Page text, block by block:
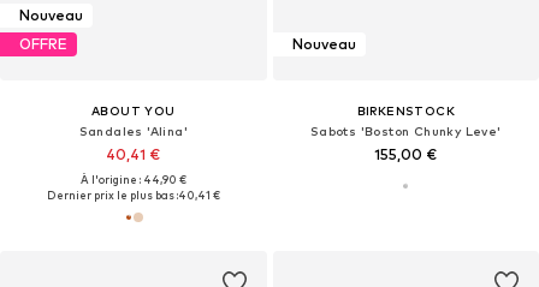
Nouveau
OFFRE
ABOUT YOU
Sandales 'Alina'
40,41 €
À l'origine : 44,90 €
Dernier prix le plus bas :40,41 €
Nouveau
BIRKENSTOCK
Sabots 'Boston Chunky Leve'
155,00 €